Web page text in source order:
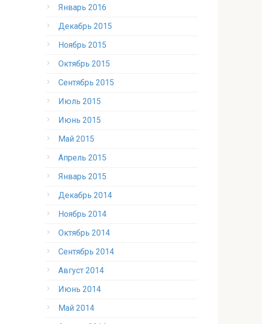
Январь 2016
Декабрь 2015
Ноябрь 2015
Октябрь 2015
Сентябрь 2015
Июль 2015
Июнь 2015
Май 2015
Апрель 2015
Январь 2015
Декабрь 2014
Ноябрь 2014
Октябрь 2014
Сентябрь 2014
Август 2014
Июнь 2014
Май 2014